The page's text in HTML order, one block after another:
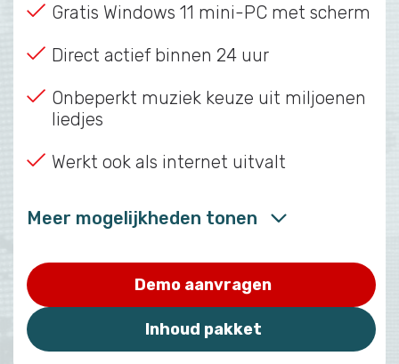
Gratis Windows 11 mini-PC met scherm
Direct actief binnen 24 uur
Onbeperkt muziek keuze uit miljoenen
liedjes
Werkt ook als internet uitvalt
Meer mogelijkheden tonen
Demo aanvragen
Inhoud pakket